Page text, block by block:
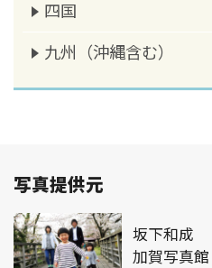
四国
九州（沖縄含む）
写真提供元
坂下和成
加賀写真館